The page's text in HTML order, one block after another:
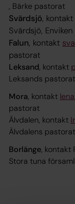
, Bärke pastorat
Svärdsjö, kontakt
Svärdsjö,
Falun, kontakt
pastorat
Leksand, kontakt
Leksands pastorat
Mora, kontakt
pastorat
Älvdalen, kontakt
Älvdalens pastorat
Borlänge, kontakt
Stora tuna